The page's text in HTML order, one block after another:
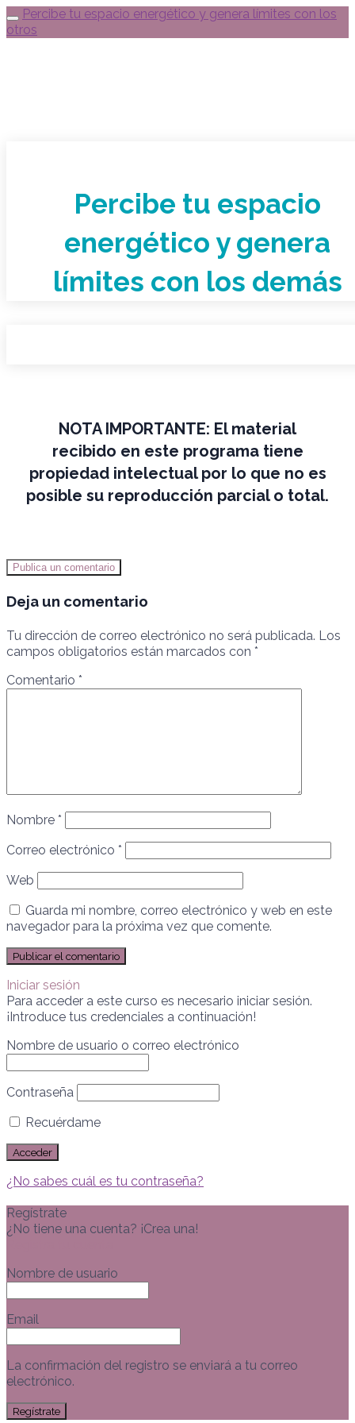
Percibe tu espacio energético y genera límites con los
otros
Percibe tu espacio
energético y genera
límites con los demás
NOTA IMPORTANTE: El material
recibido en este programa tiene
propiedad intelectual por lo que no es
posible su reproducción parcial o total.
Publica un comentario
Deja un comentario
Tu dirección de correo electrónico no será publicada. Los
campos obligatorios están marcados con *
Comentario *
Nombre *
Correo electrónico *
Web
Guarda mi nombre, correo electrónico y web en este
navegador para la próxima vez que comente.
Iniciar sesión
Para acceder a este curso es necesario iniciar sesión.
¡Introduce tus credenciales a continuación!
Nombre de usuario o correo electrónico
Contraseña
Recuérdame
¿No sabes cuál es tu contraseña?
Regístrate
¿No tiene una cuenta? ¡Crea una!
Nombre de usuario
Email
La confirmación del registro se enviará a tu correo
electrónico.